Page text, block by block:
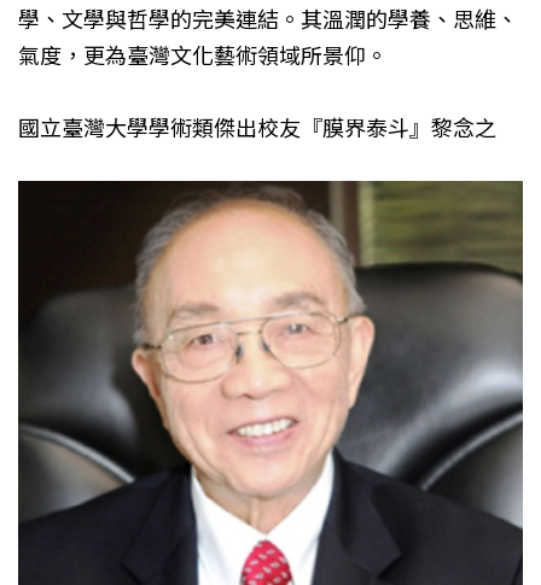
學、文學與哲學的完美連結。其溫潤的學養、思維、
氣度，更為臺灣文化藝術領域所景仰。
國立臺灣大學學術類傑出校友『膜界泰斗』黎念之